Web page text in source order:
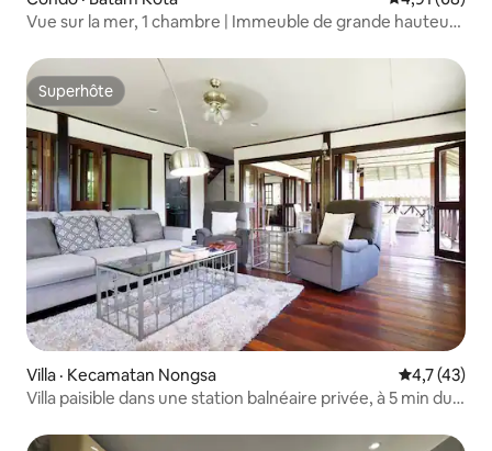
Vue sur la mer, 1 chambre | Immeuble de grande hauteur |
Superhôte
Superhôte
Villa · Kecamatan Nongsa Note
4,7 (43)
Villa paisible dans une station balnéaire privée, à 5 min du